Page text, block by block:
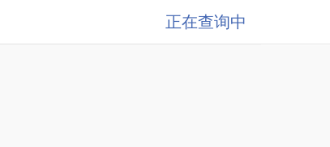
正在查询中